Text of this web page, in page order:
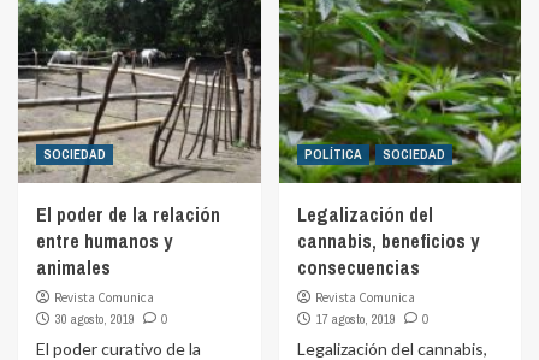
SOCIEDAD
El poder de la relación
entre humanos y
animales
Revista Comunica
30 agosto, 2019
0
El poder curativo de la
POLÍTICA SOCIEDAD
Legalización del
cannabis, beneficios y
consecuencias
Revista Comunica
17 agosto, 2019
0
Legalización del cannabis,